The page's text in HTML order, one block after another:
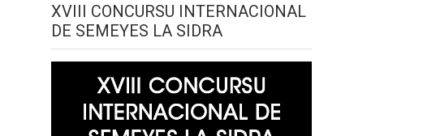
XVIII CONCURSU INTERNACIONAL
DE SEMEYES LA SIDRA